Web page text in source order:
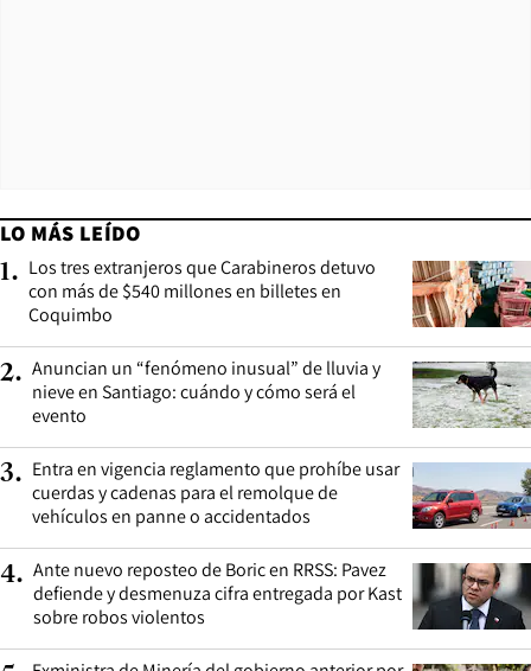
LO MÁS LEÍDO
1. Los tres extranjeros que Carabineros detuvo
con más de $540 millones en billetes en
Coquimbo
2. Anuncian un “fenómeno inusual” de lluvia y
nieve en Santiago: cuándo y cómo será el
evento
3. Entra en vigencia reglamento que prohíbe usar
cuerdas y cadenas para el remolque de
vehículos en panne o accidentados
4. Ante nuevo reposteo de Boric en RRSS: Pavez
defiende y desmenuza cifra entregada por Kast
sobre robos violentos